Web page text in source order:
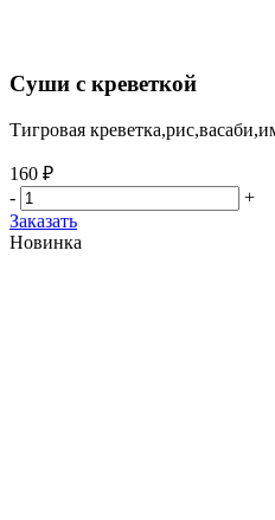
Суши с креветкой
Тигровая
160 ₽
-
+
Заказать
Новинка